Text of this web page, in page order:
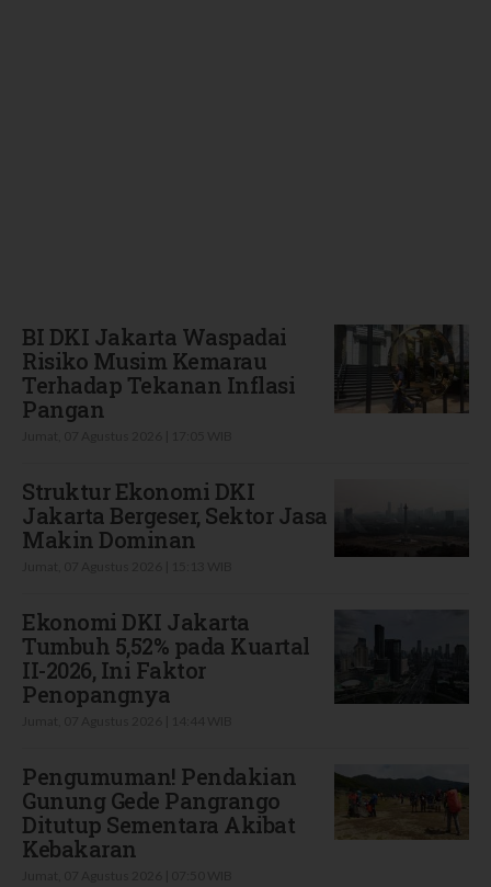
BI DKI Jakarta Waspadai
Risiko Musim Kemarau
Terhadap Tekanan Inflasi
Pangan
Struktur Ekonomi DKI
Jakarta Bergeser, Sektor Jasa
Makin Dominan
Ekonomi DKI Jakarta
Tumbuh 5,52% pada Kuartal
II-2026, Ini Faktor
Penopangnya
Pengumuman! Pendakian
Gunung Gede Pangrango
Ditutup Sementara Akibat
Kebakaran